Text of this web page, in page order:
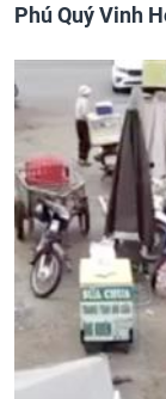
Phú Quý Vinh